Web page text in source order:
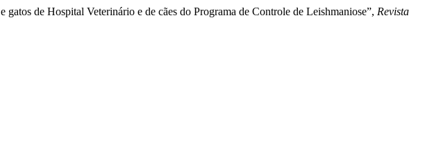
gatos de Hospital Veterinário e de cães do Programa de Controle de Leishmaniose”, Revista